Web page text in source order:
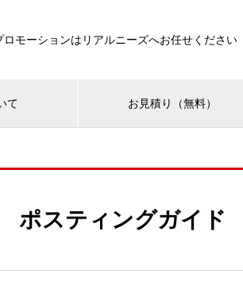
モーションはリアルニーズへお任せください
て お見積り（無料）
ポスティングガイド